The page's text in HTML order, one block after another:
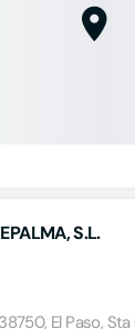
S.L.
El Paso,